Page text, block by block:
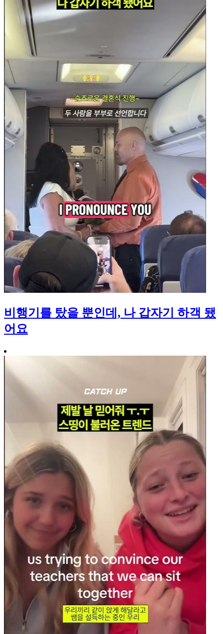
비행기를 탔을 뿐인데, 나 갑자기 하객 됐
어요